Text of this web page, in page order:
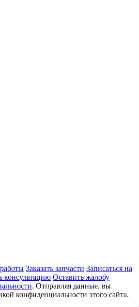
Заказать запчасти Записаться на
консультацию Оставить жалобу
. Отправляя данные, вы
конфиденциальности этого сайта.